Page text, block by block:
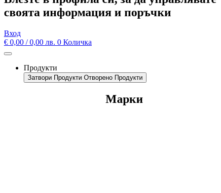
своята информация и поръчки
Вход
€ 0,00 / 0,00 лв. 0 Количка
Продукти
Затвори Продукти Отворено Продукти
Марки